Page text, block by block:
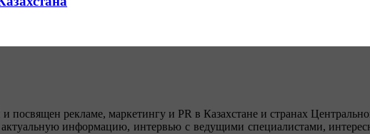
посвящен рекламе, маркетингу и PR в Казахстане и странах
информацию, интервью с ведущими специалистами,